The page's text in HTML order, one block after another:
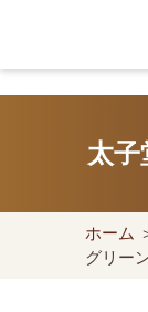
content
太
ホーム
グリー